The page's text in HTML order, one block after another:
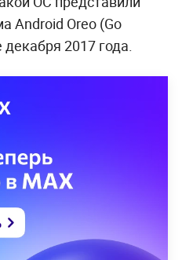
Android Oreo (Go
2017 года.